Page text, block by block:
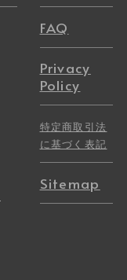
FAQ
Privacy
Policy
特定商取引法
に基づく表記
Sitemap